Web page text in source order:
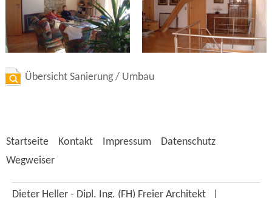
Übersicht Sanierung / Umbau
Startseite Kontakt Impressum
Datenschutz
Wegweiser
Dieter Heller - Dipl. Ing. (FH) Freier Architekt |